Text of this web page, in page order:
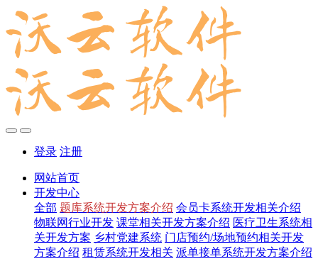
登录 注册
网站首页
开发中心
全部 题库系统开发方案介绍 会员卡系统开发相关介绍
物联网行业开发 课堂相关开发方案介绍 医疗卫生系统相
关开发方案 乡村党建系统 门店预约/场地预约相关开发
方案介绍 租赁系统开发相关 派单接单系统开发方案介绍